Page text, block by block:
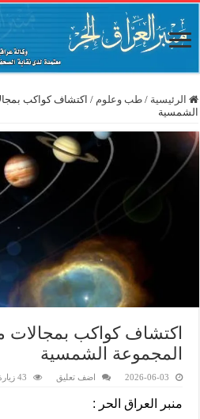
الرئيسية / طب وعلوم / اكتشاف كواكب
الشمسية
اكتشاف كواكب بمجالات
المجموعة الشمسية
2026-06-03 اضف تعليق 43 زيارة
منبر العراق الحر :